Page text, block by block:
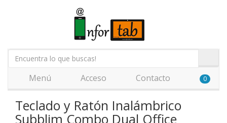
Menú Acceso Contacto 0
Teclado y Ratón Inalámbrico
Subblim Combo Dual Office